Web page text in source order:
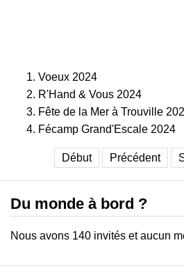
Voeux 2024
R'Hand & Vous 2024
Fête de la Mer à Trouville
Fécamp Grand'Escale 2024
Début Précédent
Du monde à bord ?
Nous avons 140 invités et aucun